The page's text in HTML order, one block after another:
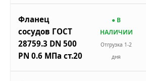
Фланец
сосудов ГОСТ
28759.3 DN 500
PN 0.6 МПа ст.20
● В
НАЛИЧИИ
Отгрузка 1-2
дня